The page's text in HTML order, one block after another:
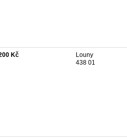
Kč
Louny
438 01